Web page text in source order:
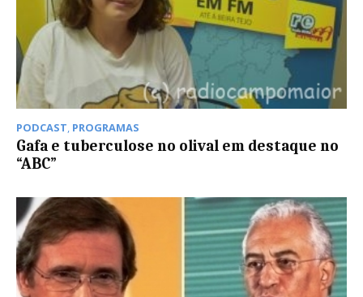
PODCAST, PROGRAMAS
Gafa e tuberculose no olival em destaque no
“ABC”